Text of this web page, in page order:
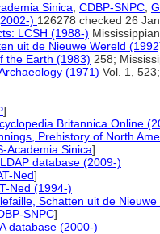
Sinica CDBP-SNPC
) 126278 checked 26
LCSH (1988-)
uit de Nieuwe Wereld
the Earth (1983) 258;
(1971) Vol. 1,
]
Britannica Online
Prehistory of North
Academia Sinica]
database (2009-)
Ned]
Ned (1994-)
Schatten uit de
SNPC]
database (2000-)